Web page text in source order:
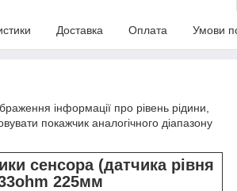
Доставка Оплата Умови
інформації про рівень рідини,
покажчик аналогічного діапазону
сенсора (датчика рівня
225мм